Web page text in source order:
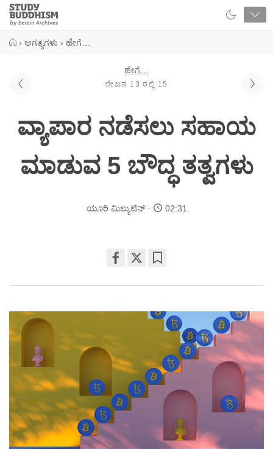
Close
Study
Buddhism
› ಅಗತ್ಯಗಳು › ಹೇಗೆ…
ಹೇಗೆ…
ಲೇಖನ 13 ರಲ್ಲಿ 15
ವ್ಯಾಪಾರ ನಡೆಸಲು ಸಹಾಯ
ಮಾಡುವ 5 ಬೌದ್ಧ ತತ್ವಗಳು
ಯೂರಿ ಮಿಲ್ಯುಟಿನ್ 02:31
on